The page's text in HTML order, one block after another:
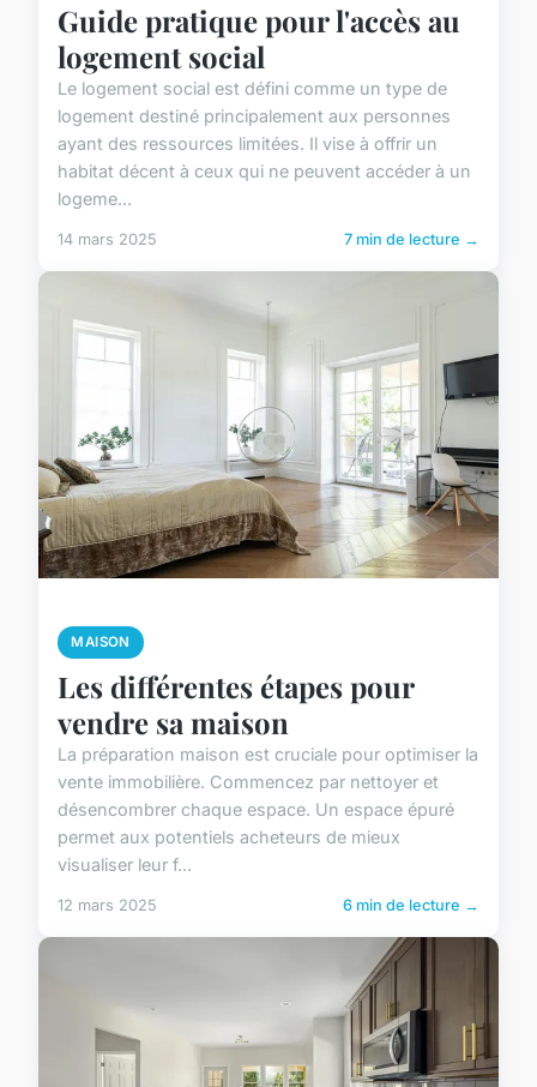
Guide pratique pour l'accès au
logement social
Le logement social est défini comme un type de
logement destiné principalement aux personnes
ayant des ressources limitées. Il vise à offrir un
habitat décent à ceux qui ne peuvent accéder à un
logeme...
14 mars 2025 7 min de lecture →
MAISON
Les différentes étapes pour
vendre sa maison
La préparation maison est cruciale pour optimiser la
vente immobilière. Commencez par nettoyer et
désencombrer chaque espace. Un espace épuré
permet aux potentiels acheteurs de mieux
visualiser leur f...
12 mars 2025 6 min de lecture →